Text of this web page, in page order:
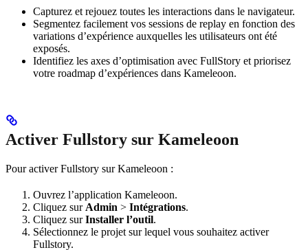
Capturez et rejouez toutes les interactions dans le navigateur.
Segmentez facilement vos sessions de replay en fonction des
variations d’expérience auxquelles les utilisateurs ont été
exposés.
Identifiez les axes d’optimisation avec FullStory et priorisez
votre roadmap d’expériences dans Kameleoon.
Activer Fullstory sur Kameleoon
Pour activer Fullstory sur Kameleoon :
Ouvrez l’application Kameleoon.
Cliquez sur Admin > Intégrations.
Cliquez surInstaller l’outil.
Sélectionnez le projet sur lequel vous souhaitez activer
Fullstory.